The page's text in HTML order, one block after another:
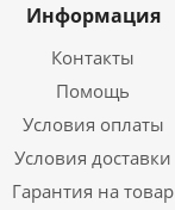
Информация
Контакты
Помощь
Условия оплаты
Условия доставки
Гарантия на товар